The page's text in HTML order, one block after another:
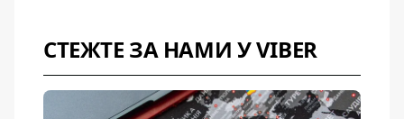
СТЕЖТЕ ЗА НАМИ У VIBER